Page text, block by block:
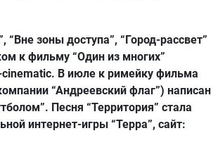
“Вне зоны доступа”, “Город-рассвет”
к фильму “Один из многих”
В июле к римейку фильма
“Андреевский флаг”) написан
Песня “Территория” стала
интернет-игры “Терра”, сайт: